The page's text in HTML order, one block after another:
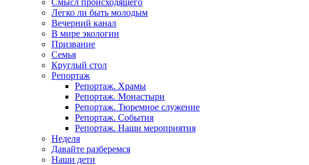
Легко ли быть молодым
Вечерний канал
В мире экологии
Призвание
Семья
Круглый стол
Репортаж
Репортаж. Храмы
Репортаж. Монастыри
Репортаж. Тюремное служение
Репортаж. События
Репортаж. Наши мероприятия
Неделя
Давайте разберемся
Наши дети